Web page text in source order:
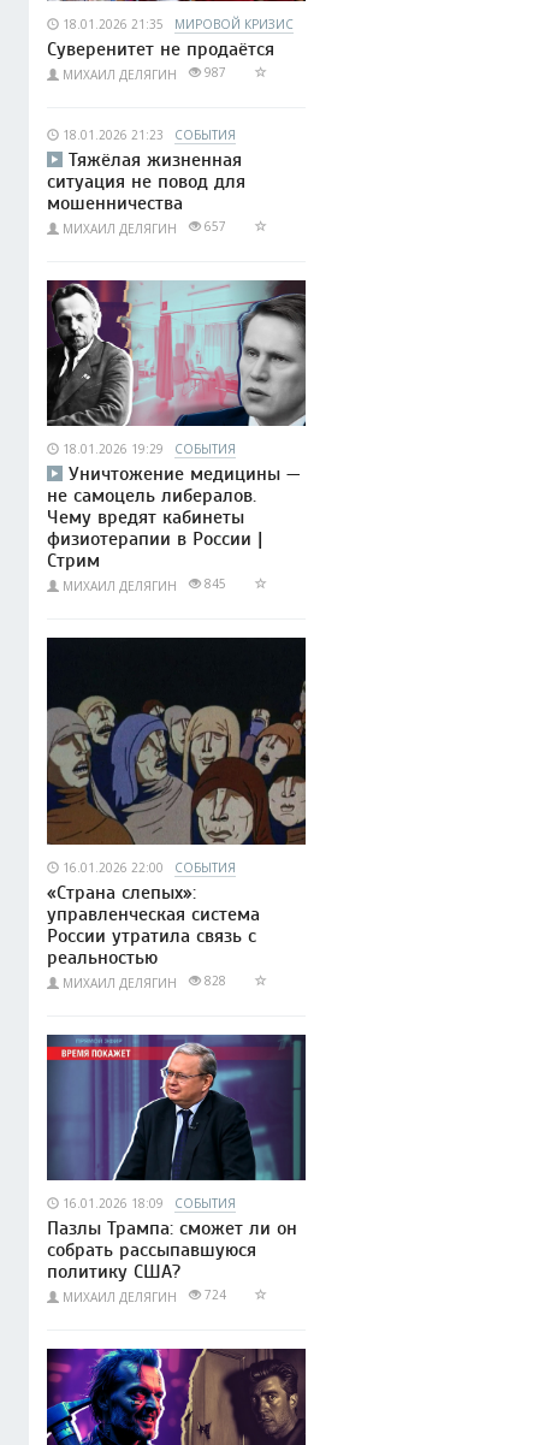
18.01.2026 21:35 МИРОВОЙ КРИЗИС
Суверенитет не продаётся
МИХАИЛ ДЕЛЯГИН 987
18.01.2026 21:23 СОБЫТИЯ
Тяжёлая жизненная
ситуация не повод для
мошенничества
МИХАИЛ ДЕЛЯГИН 657
18.01.2026 19:29 СОБЫТИЯ
Уничтожение медицины —
не самоцель либералов.
Чему вредят кабинеты
физиотерапии в России |
Стрим
МИХАИЛ ДЕЛЯГИН 845
16.01.2026 22:00 СОБЫТИЯ
«Страна слепых»:
управленческая система
России утратила связь с
реальностью
МИХАИЛ ДЕЛЯГИН 828
16.01.2026 18:09 СОБЫТИЯ
Пазлы Трампа: сможет ли он
собрать рассыпавшуюся
политику США?
МИХАИЛ ДЕЛЯГИН 724